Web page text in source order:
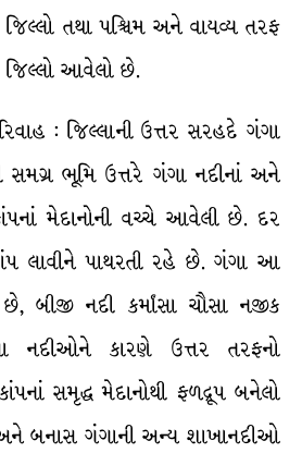
તથા પશ્ચિમ અને વાયવ્ય તરફ
જિલ્લો આવેલો છે.
: જિલ્લાની ઉત્તર સરહદે ગંગા
સમગ્ર ભૂમિ ઉત્તરે ગંગા નદીનાં અને
મેદાનોની વચ્ચે આવેલી છે. દર
લાવીને પાથરતી રહે છે. ગંગા આ
બીજી નદી કર્માંસા ચૌસા નજીક
કારણે ઉત્તર તરફનો
સમૃદ્ધ મેદાનોથી ફળદ્રૂપ બનેલો
બનાસ ગંગાની અન્ય શાખાનદીઓ